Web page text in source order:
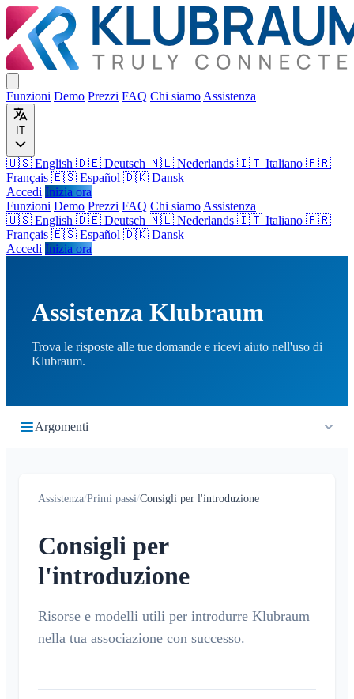
Funzioni Demo Prezzi FAQ Chi siamo Assistenza
IT
🇺🇸 English 🇩🇪 Deutsch 🇳🇱 Nederlands 🇮🇹 Italiano 🇫🇷
Français 🇪🇸 Español 🇩🇰 Dansk
Accedi Inizia ora
Funzioni Demo Prezzi FAQ Chi siamo Assistenza
🇺🇸 English 🇩🇪 Deutsch 🇳🇱 Nederlands 🇮🇹 Italiano 🇫🇷
Français 🇪🇸 Español 🇩🇰 Dansk
Accedi Inizia ora
Assistenza Klubraum
Trova le risposte alle tue domande e ricevi aiuto nell'uso di
Klubraum.
Argomenti
Unisciti a un Klubraum
Nuovo Klubraum
Consigli per l'introduzione
Assistenza/Primi passi/Consigli per l'introduzione
Consigli per
l'introduzione
Risorse e modelli utili per introdurre Klubraum
nella tua associazione con successo.